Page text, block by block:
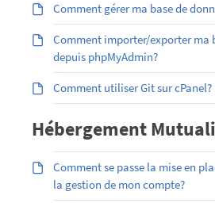
Comment gérer ma base de
Comment importer/exporter ma
depuis phpMyAdmin?
Comment utiliser Git sur cPanel?
Hébergement
Comment se passe la mise en
la gestion de mon compte?